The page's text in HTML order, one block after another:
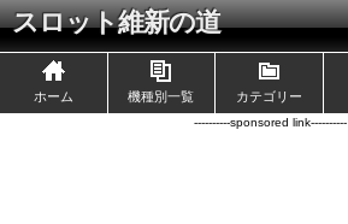
スロット維新の道
ホーム 機種別一覧 カテゴリー
----------sponsored link----------